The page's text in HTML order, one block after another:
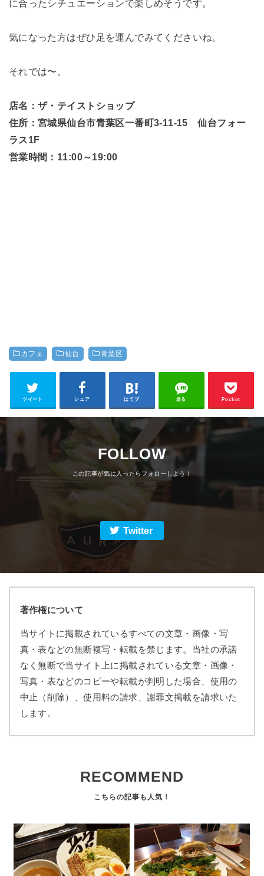
に合ったシチュエーションで楽しめそうです。
気になった方はぜひ足を運んでみてくださいね。
それでは〜。
店名：ザ・テイストショップ
住所：宮城県仙台市青葉区一番町3-11-15 仙台フォー
ラス1F
営業時間：11:00～19:00
カフェ 仙台 青葉区
ツイート シェア はてブ 送る Pocket
FOLLOW
Twitter
著作権について
当サイトに掲載されているすべての文章・画像・写
真・表などの無断複写・転載を禁じます。当社の承諾
なく無断で当サイト上に掲載されている文章・画像・
写真・表などのコピーや転載が判明した場合、使用の
中止（削除）、使用料の請求、謝罪文掲載を請求いた
します。
RECOMMEND